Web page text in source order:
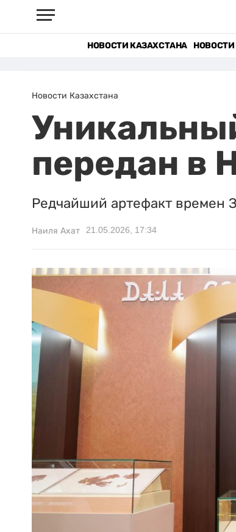
НОВОСТИ КАЗАХСТАНА
Новости Казахстана
передан в
Редчайший артефакт времен
Наиля Ахат 21.05.2026, 17:34